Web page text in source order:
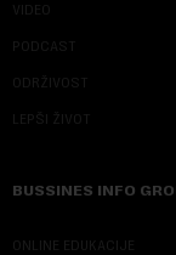
VIDEO
PODCAST
ODRŽIVOST
LEPŠI ŽIVOT
BUSSINES INFO
ONLINE EDUKACIJE